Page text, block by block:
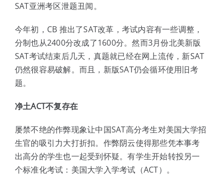
SAT亚洲考区泄题丑闻。
今年初，CB 推出了SAT改革，考试内容有一些调整，
分制也从2400分改成了1600分。然而3月份北美新版
SAT考试结束后几天，真题就已经在网上流传，新SAT
仍然很容易破解。而且，新版SAT仍会循环使用旧考
题。
净土ACT不复存在
屡禁不绝的作弊现象让中国SAT高分考生对美国大学招
生官的吸引力大打折扣。作弊阴云使得那些凭本事考
出高分的学生也一起受到怀疑。有学生开始转投另一
个标准化考试：美国大学入学考试（ACT）。